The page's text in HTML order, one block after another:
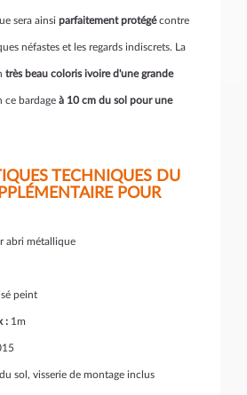
sera ainsi parfaitement protégécontre
néfastes et les regards indiscrets. La
très beau coloris ivoire d'une grande
ce bardage à 10 cm du sol pour une
TECHNIQUES DU
POUR
abri métallique
peint
: 1m
sol, visserie de montage inclus